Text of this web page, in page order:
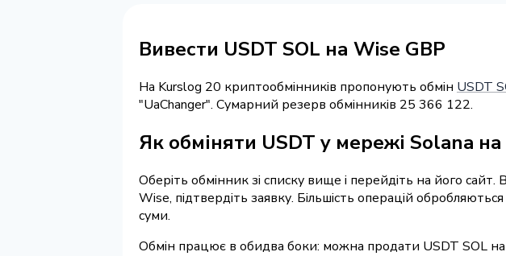
Вивести USDT SOL на Wise GBP
На Kurslog 20 криптообмінників пропонують обмін USDT
"UaChanger". Сумарний резерв обмінників 25 366 122.
Як обміняти USDT у мережі Solana
Оберіть обмінник зі списку вище і перейдіть на його
Wise, підтвердіть заявку. Більшість операцій
суми.
Обмін працює в обидва боки: можна продати USDT SOL